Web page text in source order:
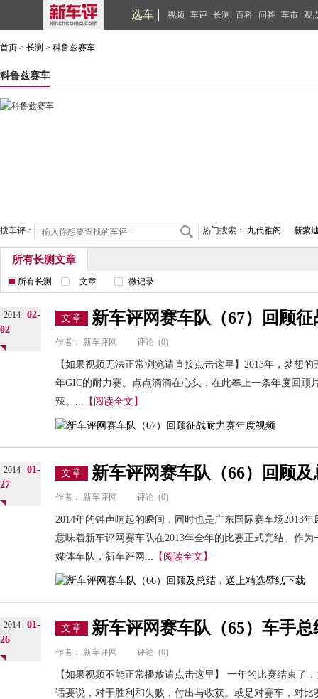
选车 视频 车评 长测 百科 问答 车市 观
首页 > 长测 > 科鲁兹赛车
科鲁兹赛车
搜车评： 热门搜索： 九代雅阁 新蒙
所有长测文章
所有长测 文章 微记录
2014
02-
02
文章 新车评网赛车队（67）回顾
作者： 新车评网 评论 (0)
【如果视频无法正常浏览请直接点击这里】2013年，梦想
年GIC的耐力赛。点点滴滴在心头，在此奉上一条年度回顾
辣。... 【阅读全文】
2014
01-
27
文章 新车评网赛车队（66）回顾
作者： 新车评网 评论 (0)
2014年的钟声响起的瞬间，同时也是广东国际赛车场2013
意味着新车评网赛车队在2013年全年的比赛正式完结。作
媒体车队，新车评网... 【阅读全文】
2014
01-
26
文章 新车评网赛车队（65）车手
作者： 新车评网 评论 (0)
【如果视频不能正常播放请点击这里】 一年的比赛结束了
话要说，对于胜利和失败，付出与收获。或是对赛车，对